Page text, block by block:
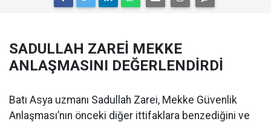
SADULLAH ZAREİ MEKKE
ANLAŞMASINI DEĞERLENDİRDİ
Batı Asya uzmanı Sadullah Zarei, Mekke Güvenlik
Anlaşması’nın önceki diğer ittifaklara benzediğini ve